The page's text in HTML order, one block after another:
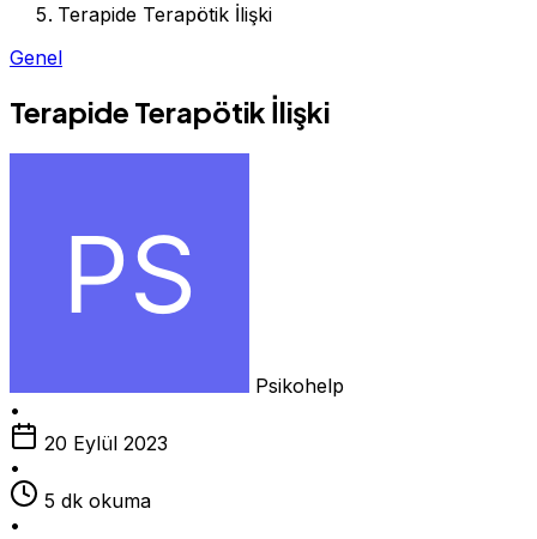
Terapide Terapötik İlişki
Genel
Terapide Terapötik İlişki
Psikohelp
•
20 Eylül 2023
•
5 dk okuma
•